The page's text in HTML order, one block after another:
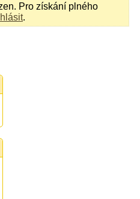
Pro získání plného
.